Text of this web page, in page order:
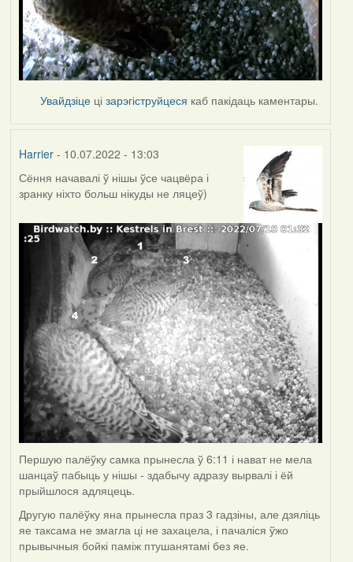
Увайдзіце цізарэгіструйцеся каб пакідаць каментары.
Harrier- 10.07.2022 - 13:03
Сёння начавалі ў нішы ўсе чацвёра і
зранку ніхто больш нікуды не ляцеў)
Першую палёўку самка прынесла ў 6:11 і нават не мела
шанцаў пабыць у нішы - здабычу адразу вырвалі і ёй
прыйшлося адляцець.
Другую палёўку яна прынесла праз 3 гадзіны, але дзяліць
яе таксама не змагла ці не захацела, і пачаліся ўжо
прывычныя бойкі паміж птушанятамі без яе.